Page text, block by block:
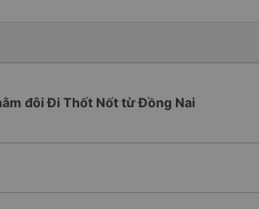
đôi Đi Thốt Nốt từ Đồng Nai